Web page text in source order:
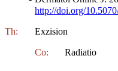
http://doi.org/
Th: Exzision
Co: Radiatio